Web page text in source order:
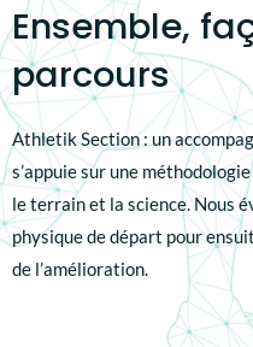
Ensemble,
parcours
Athletik Section : un
s’appuie sur une
le terrain et la science. Nous
physique de départ pour
de l’amélioration.